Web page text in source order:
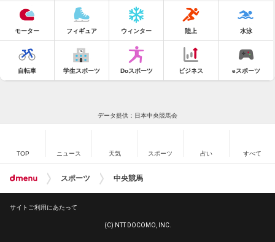
モーター フィギュア ウィンター 陸上 水泳
自転車 学生スポーツ Doスポーツ ビジネス eスポーツ
データ提供：日本中央競馬会
TOP ニュース 天気 スポーツ 占い すべて
スポーツ 中央競馬
サイトご利用にあたって
(C) NTT DOCOMO, INC.